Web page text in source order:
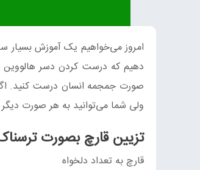
امروز می‌خواهیم یک آموزش بسیار
دهیم که درست کردن دسر هالووین
صورت جمجمه انسان درست کنید. اگر
ولی شما می‌توانید به هر صورت
تزیین قارچ بصورت
قارچ به تعداد دلخواه